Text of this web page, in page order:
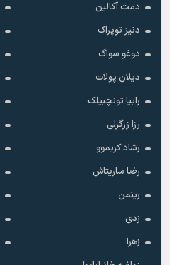
دمت آکالین
دنیز توپراک
دوغو سواگ
دیلان پولات
رابیا تونچبیلک
رزا زرگرلی
رشاد کریموو
رضا ساریتاش
رینمن
زدی
زهرا